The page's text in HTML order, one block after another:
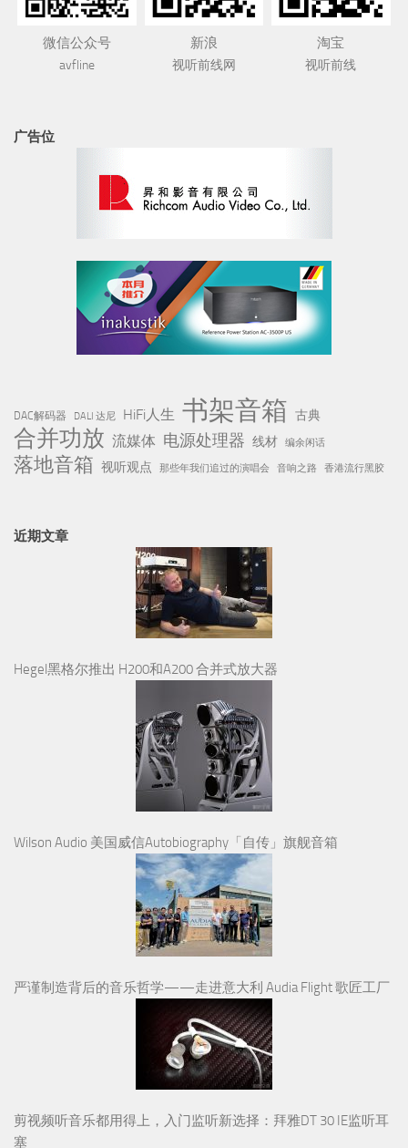
微信公众号
avfline
新浪
视听前线网
淘宝
视听前线
广告位
DAC解码器 DALI 达尼 HiFi人生 书架音箱 古典
合并功放 流媒体 电源处理器 线材 编余闲话
落地音箱 视听观点 那些年我们追过的演唱会 音响之路 香港流行黑胶
近期文章
Hegel黑格尔推出 H200和A200 合并式放大器
Wilson Audio 美国威信Autobiography「自传」旗舰音箱
严谨制造背后的音乐哲学——走进意大利 Audia Flight 歌匠工厂
剪视频听音乐都用得上，入门监听新选择：拜雅DT 30 IE监听耳
塞